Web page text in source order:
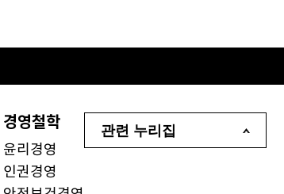
경영철학
윤리경영
인권경영
관련 누리집